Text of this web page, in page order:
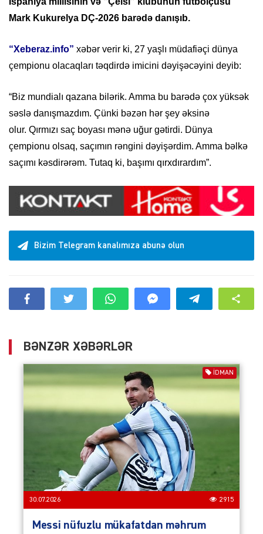
Mark Kukurelya DÇ-2026 barədə danışıb.
“Xeberaz.info” xəbər verir ki, 27 yaşlı müdafiəçi dünya
çempionu olacaqları təqdirdə imicini dəyişəcəyini deyib:
“Biz mundialı qazana bilərik. Amma bu barədə çox yüksək
səslə danışmazdım. Çünki bəzən hər şey əksinə
olur. Qırmızı saç boyası mənə uğur gətirdi. Dünya
çempionu olsaq, saçımın rəngini dəyişərdim. Amma bəlkə
saçımı kəsdirərəm. Tutaq ki, başımı qırxdırardım”.
Bizim Telegram kanalımıza abunə olun
BƏNZƏR XƏBƏRLƏR
İDMAN
30.07.2026 2915
Messi nüfuzlu mükafatdan məhrum